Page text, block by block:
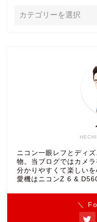
ニコン一眼レフとディ
物。当ブログではカメ
分かりやすくて楽しい
愛機はニコンZ 6 &
＼